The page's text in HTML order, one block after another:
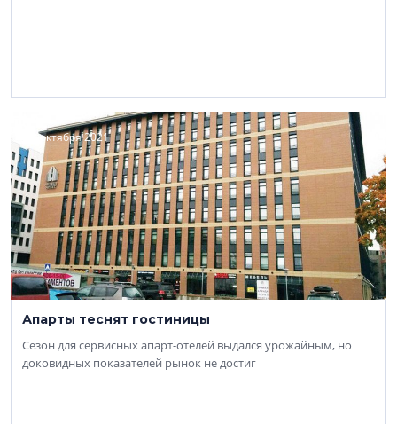
18 октября 2021
Апарты теснят гостиницы
Сезон для сервисных апарт-отелей выдался урожайным, но
доковидных показателей рынок не достиг